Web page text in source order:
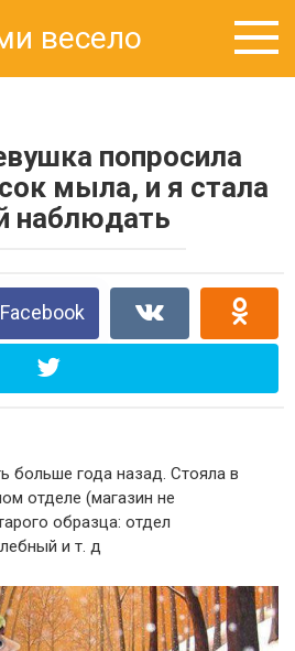
весело
попросила
мыла, и я стала
наблюдать
больше года назад. Стояла в
отделе (магазин не
образца: отдел
и т. д